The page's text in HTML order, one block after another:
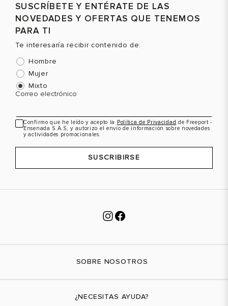
EUR
USA
39
40 7.5
41
Color
VER PRODUCTO
EUR
VER PRODUCTO
SUSCRÍBETE Y ENTÉRATE DE LAS
NOVEDADES Y OFERTAS QUE TENEMOS
PARA TI
Te interesaría recibir contenido de:
Hombre
Mujer
Mixto
Correo electrónico
Confirmo que he leído y acepto la Política de Privacidad de Freeport -
Ensenada S.A.S, y autorizo el envío de información sobre novedades
y actividades promocionales.
SUSCRIBIRSE
SOBRE NOSOTROS
¿NECESITAS AYUDA?